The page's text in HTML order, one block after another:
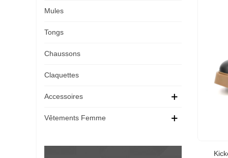
Mules
Tongs
Chaussons
Claquettes
Accessoires
Vêtements Femme